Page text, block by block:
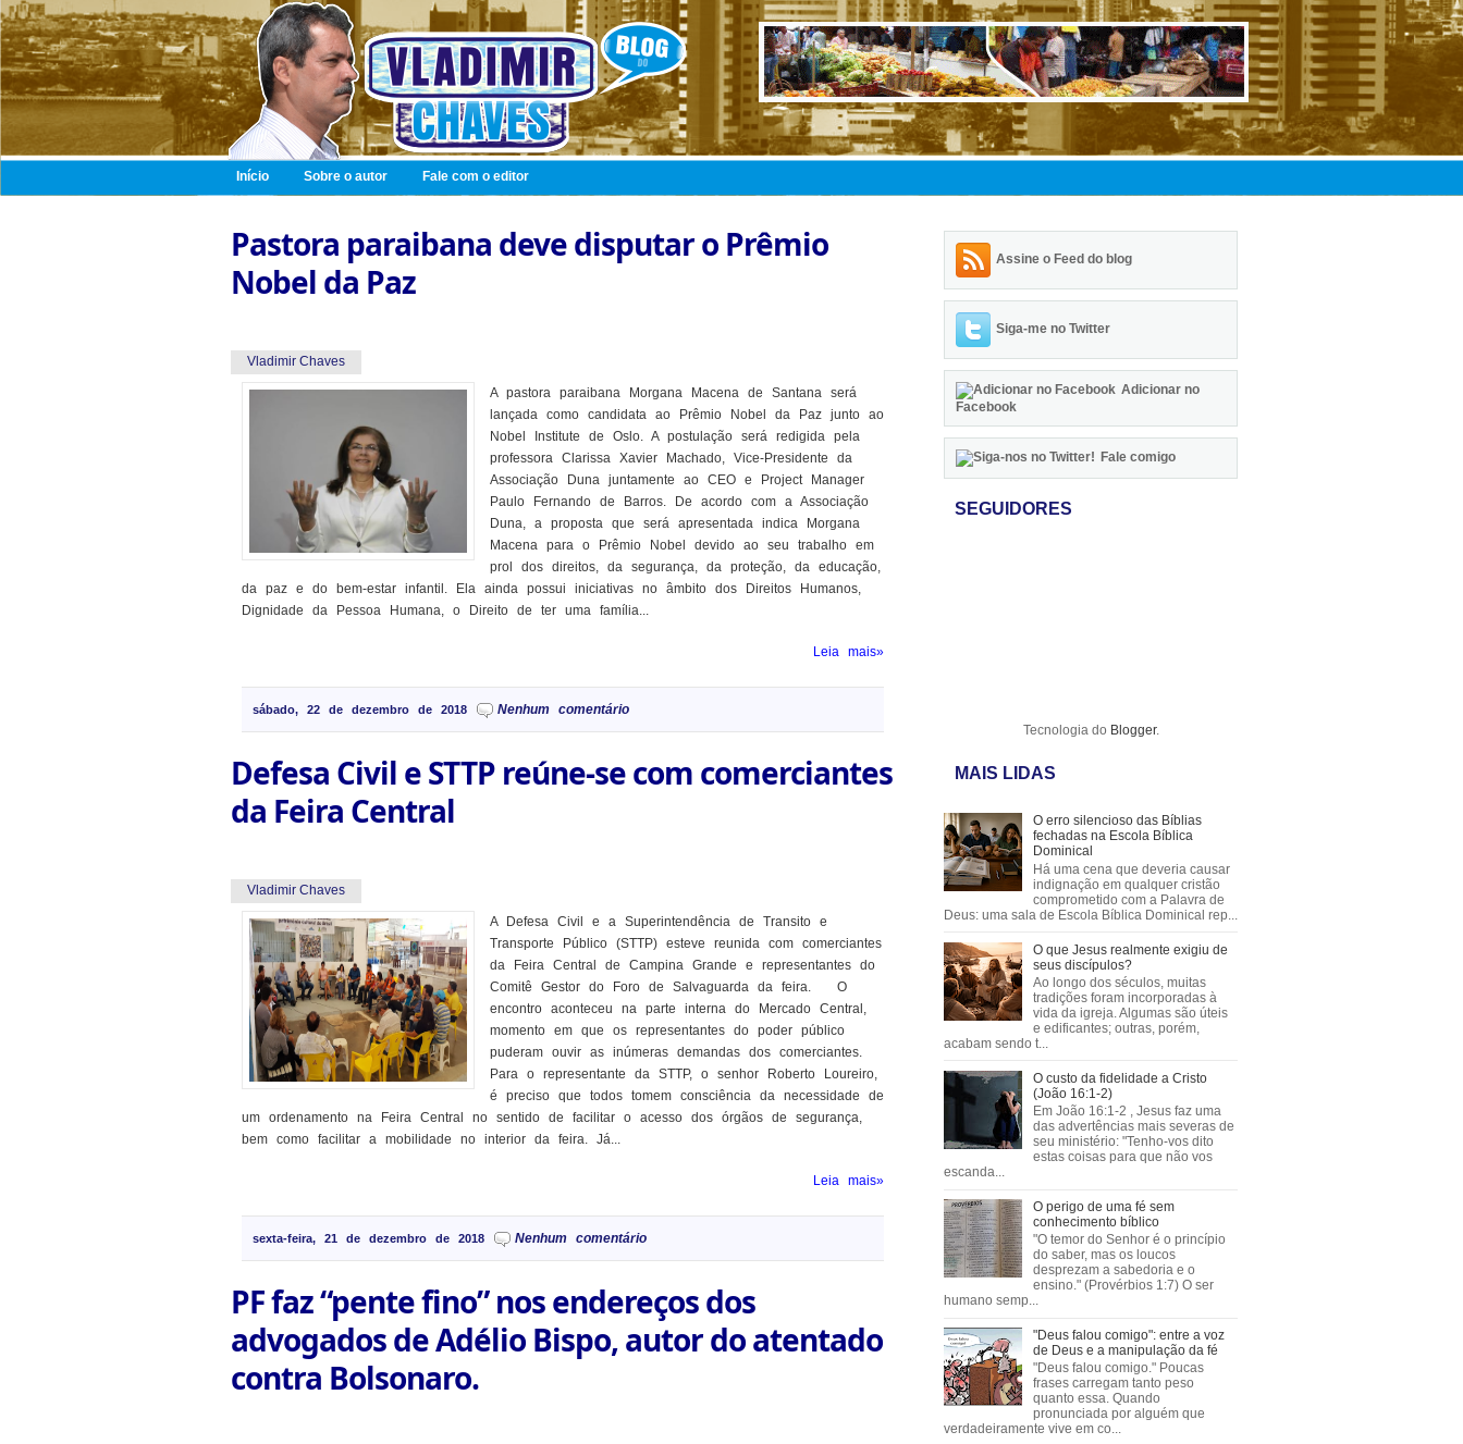
Início Sobre o autor Fale com o editor
Pastora paraibana deve disputar o Prêmio
Nobel da Paz
Vladimir Chaves
A pastora paraibana Morgana Macena de Santana será
lançada como candidata ao Prêmio Nobel da Paz junto ao
Nobel Institute de Oslo. A postulação será redigida pela
professora Clarissa Xavier Machado, Vice-Presidente da
Associação Duna juntamente ao CEO e Project Manager
Paulo Fernando de Barros. De acordo com a Associação
Duna, a proposta que será apresentada indica Morgana
Macena para o Prêmio Nobel devido ao seu trabalho em
prol dos direitos, da segurança, da proteção, da educação,
da paz e do bem-estar infantil. Ela ainda possui iniciativas no âmbito dos Direitos Humanos,
Dignidade da Pessoa Humana, o Direito de ter uma família...
Leia mais»
sábado, 22 de dezembro de 2018 Nenhum comentário
Defesa Civil e STTP reúne-se com comerciantes
da Feira Central
Vladimir Chaves
A Defesa Civil e a Superintendência de Transito e
Transporte Público (STTP) esteve reunida com comerciantes
da Feira Central de Campina Grande e representantes do
Comitê Gestor do Foro de Salvaguarda da feira. O
encontro aconteceu na parte interna do Mercado Central,
momento em que os representantes do poder público
puderam ouvir as inúmeras demandas dos comerciantes.
Para o representante da STTP, o senhor Roberto Loureiro,
é preciso que todos tomem consciência da necessidade de
um ordenamento na Feira Central no sentido de facilitar o acesso dos órgãos de segurança,
bem como facilitar a mobilidade no interior da feira. Já...
Leia mais»
sexta-feira, 21 de dezembro de 2018 Nenhum comentário
PF faz “pente fino” nos endereços dos
advogados de Adélio Bispo, autor do atentado
contra Bolsonaro.
Assine o Feed do blog
Siga-me no Twitter
Adicionar no
Facebook
Fale comigo
SEGUIDORES
Tecnologia do Blogger.
MAIS LIDAS
O erro silencioso das Bíblias
fechadas na Escola Bíblica
Dominical
Há uma cena que deveria causar
indignação em qualquer cristão
comprometido com a Palavra de
Deus: uma sala de Escola Bíblica Dominical rep...
O que Jesus realmente exigiu de
seus discípulos?
Ao longo dos séculos, muitas
tradições foram incorporadas à
vida da igreja. Algumas são úteis
e edificantes; outras, porém,
acabam sendo t...
O custo da fidelidade a Cristo
(João 16:1-2)
Em João 16:1-2 , Jesus faz uma
das advertências mais severas de
seu ministério: "Tenho-vos dito
estas coisas para que não vos
escanda...
O perigo de uma fé sem
conhecimento bíblico
"O temor do Senhor é o princípio
do saber, mas os loucos
desprezam a sabedoria e o
ensino." (Provérbios 1:7) O ser
humano semp...
"Deus falou comigo": entre a voz
de Deus e a manipulação da fé
"Deus falou comigo." Poucas
frases carregam tanto peso
quanto essa. Quando
pronunciada por alguém que
verdadeiramente vive em co...